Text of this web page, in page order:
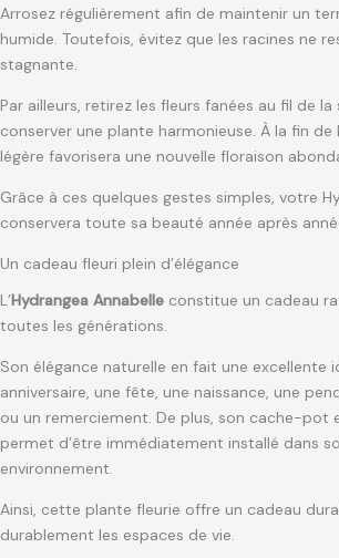
Arrosez régulièrement afin de maintenir un
humide. Toutefois, évitez que les racines ne
stagnante.
Par ailleurs, retirez les fleurs fanées au fil de la
conserver une plante harmonieuse. À la fin de
légère favorisera une nouvelle floraison
Grâce à ces quelques gestes simples, votre
conservera toute sa beauté année après
Un cadeau fleuri plein d’élégance
L’Hydrangea Annabelle constitue un cadeau
toutes les générations.
Son élégance naturelle en fait une excellente
anniversaire, une fête, une naissance, une
ou un remerciement. De plus, son cache-pot
permet d’être immédiatement installé dans
environnement.
Ainsi, cette plante fleurie offre un cadeau
durablement les espaces de vie.